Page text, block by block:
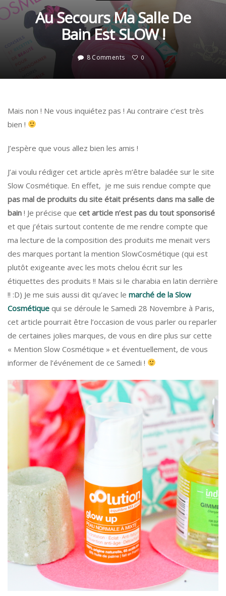
Au Secours Ma Salle De
Bain Est SLOW !
8 Comments 0
Mais non ! Ne vous inquiétez pas ! Au contraire c’est très
bien !
J’espère que vous allez bien les amis !
J’ai voulu rédiger cet article après m’être baladée sur le site
Slow Cosmétique. En effet, je me suis rendue compte que
pas mal de produits du site était présents dans ma salle de
bain ! Je précise que cet article n’est pas du tout sponsorisé
et que j’étais surtout contente de me rendre compte que
ma lecture de la composition des produits me menait vers
des marques portant la mention SlowCosmétique (qui est
plutôt exigeante avec les mots chelou écrit sur les
étiquettes des produits !! Mais si le charabia en latin derrière
!! :D) Je me suis aussi dit qu’avec le marché de la Slow
Cosmétique qui se déroule le Samedi 28 Novembre à Paris,
cet article pourrait être l’occasion de vous parler ou reparler
de certaines jolies marques, de vous en dire plus sur cette
« Mention Slow Cosmétique » et éventuellement, de vous
informer de l’événement de ce Samedi !